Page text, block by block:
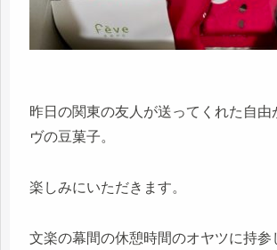
昨日の関東の友人が送ってくれた自由
ヴの豆菓子。
楽しみにいただきます。
文楽の幕間の休憩時間のオヤツに持参